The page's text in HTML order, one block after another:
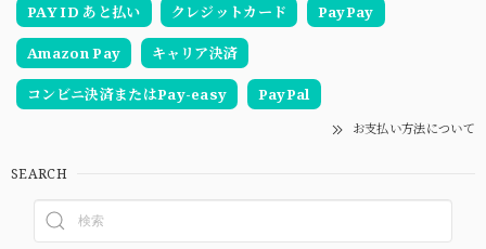
PAY ID あと払い
クレジットカード PayPay
Amazon Pay キャリア決済
コンビニ決済またはPay-easy PayPal
お支払い方法について
SEARCH